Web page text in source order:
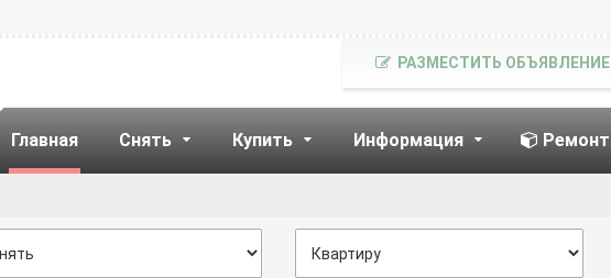
Главная Снять Купить Информация Ремонт
РАЗМЕСТИТЬ ОБЪЯВЛЕНИЕ